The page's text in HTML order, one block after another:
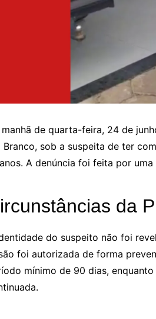
manhã de quarta-feira, 24 de
Branco, sob a suspeita de ter
A denúncia foi feita por
da
do suspeito não foi
foi autorizada de forma
mínimo de 90 dias,